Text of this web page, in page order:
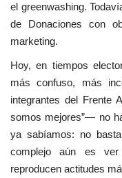
el greenwashing.
de Donaciones con
marketing.
Hoy, en tiempos
más confuso, más
integrantes del Frente
somos mejores”— no
ya sabíamos: no
complejo aún es ver
reproducen actitudes